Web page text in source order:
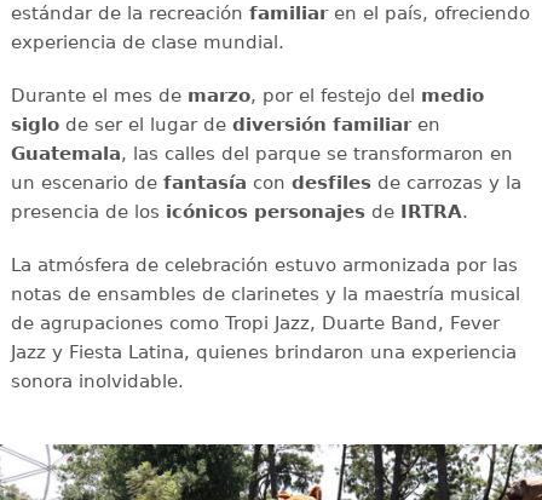
estándar de la recreación familiaren el país, ofreciendo
experiencia de clase mundial.
Durante el mes de marzo, por el festejo del medio
siglode ser el lugar de diversión familiaren
Guatemala, las calles del parque se transformaron en
un escenario de fantasía con desfilesde carrozas y la
presencia de los icónicos personajesde IRTRA.
La atmósfera de celebración estuvo armonizada por las
notas de ensambles de clarinetes y la maestría musical
de agrupaciones como Tropi Jazz, Duarte Band, Fever
Jazz y Fiesta Latina, quienes brindaron una experiencia
sonora inolvidable.